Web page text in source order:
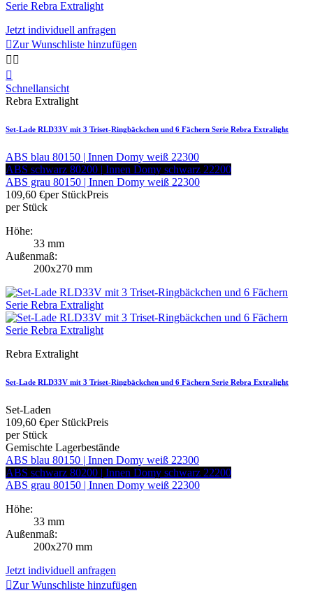
Jetzt individuell anfragen
Zur Wunschliste hinzufügen
 

Schnellansicht
Rebra Extralight
Set-Lade RLD33V mit 3 Triset-Ringbäckchen und 6 Fächern Serie Rebra Extralight
ABS blau 80150 | Innen Domy weiß 22300
ABS schwarz 80200 | Innen Domy schwarz 22200
ABS grau 80150 | Innen Domy weiß 22300
109,60 €per StückPreis
per Stück
Höhe:
33 mm
Außenmaß:
200x270 mm
Rebra Extralight
Set-Lade RLD33V mit 3 Triset-Ringbäckchen und 6 Fächern Serie Rebra Extralight
Set-Laden
109,60 €per StückPreis
per Stück
Gemischte Lagerbestände
ABS blau 80150 | Innen Domy weiß 22300
ABS schwarz 80200 | Innen Domy schwarz 22200
ABS grau 80150 | Innen Domy weiß 22300
Höhe:
33 mm
Außenmaß:
200x270 mm
Jetzt individuell anfragen
Zur Wunschliste hinzufügen